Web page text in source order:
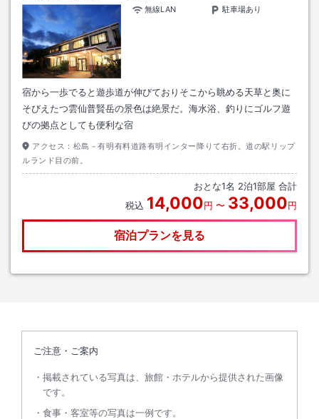
無線LAN
駐車場あり
宿から一歩でると遊歩道が伸びておりそこから眺める天草と奥に
そびえたつ雲仙普賢岳の景色は絶景だ。海水浴、釣りにゴルフ遊
びの拠点としても便利な宿
アクセス： 松島－有明有料道路有明インター降りて右折。道の駅リップ
ルランド目の前。
おとな1名 2泊1部屋 合計
税込 14,000円 〜 33,000円
宿泊プランを見る
ご注意・ご案内
掲載されている写真は、旅館・ホテルから提供された画像
です。
食事・客室等の写真は一例です。